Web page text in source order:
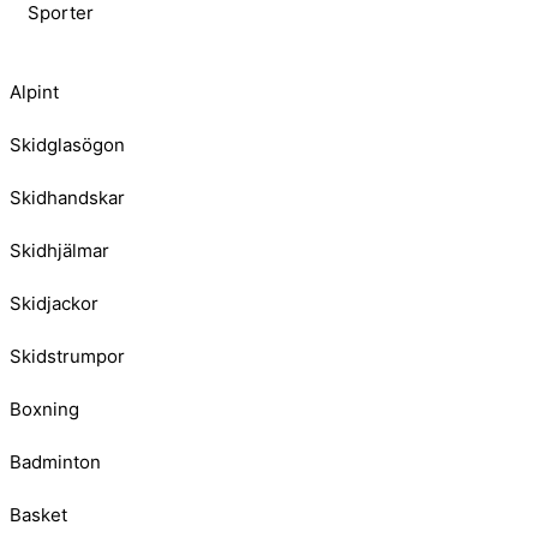
Sporter
Alpint
Skidglasögon
Skidhandskar
Skidhjälmar
Skidjackor
Skidstrumpor
Boxning
Badminton
Basket